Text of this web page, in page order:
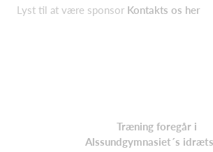
Lyst til at være sponsor Kontakts os her
Træning foregår i
Alssundgymnasiet´s